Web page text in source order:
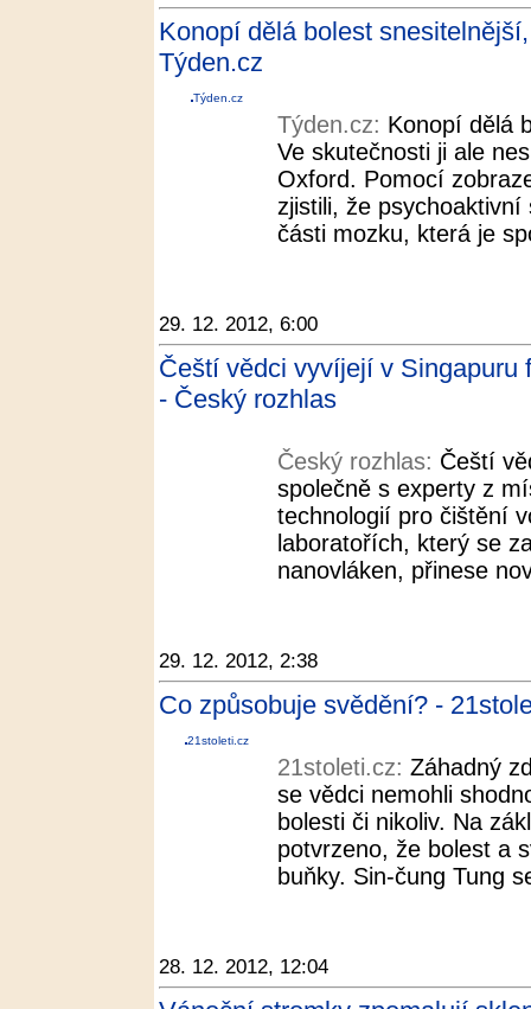
Konopí dělá bolest
Týden.cz
Týden.cz
Týden.cz: Konopí dělá
Ve skutečnosti ji ale
Oxford. Pomocí
zjistili, že
části mozku, která je
29. 12. 2012, 6:00
Čeští vědci vyvíjejí v Singapuru
- Český rozhlas
Český rozhlas: Čeští
společně s experty z
technologií pro čištění
laboratořích, který se
nanovláken, přinese
29. 12. 2012, 2:38
Co způsobuje svědění? -
21stoleti.cz
21stoleti.cz: Záhadný
se vědci nemohli
bolesti či nikoliv. Na
potvrzeno, že bolest a
buňky. Sin-čung Tung
28. 12. 2012, 12:04